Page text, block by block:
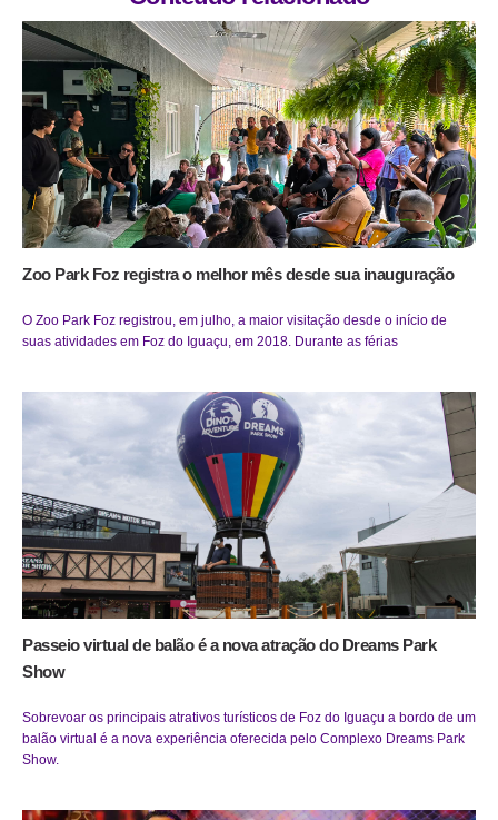
Zoo Park Foz registra o melhor mês desde sua inauguração
O Zoo Park Foz registrou, em julho, a maior visitação desde o início de
suas atividades em Foz do Iguaçu, em 2018. Durante as férias
Passeio virtual de balão é a nova atração do Dreams Park
Show
Sobrevoar os principais atrativos turísticos de Foz do Iguaçu a bordo de um
balão virtual é a nova experiência oferecida pelo Complexo Dreams Park
Show.